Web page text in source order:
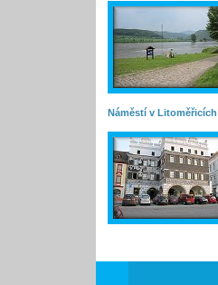
Náměstí v Litoměřicích